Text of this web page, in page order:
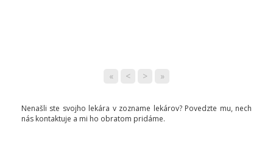
« < > »
Nenašli ste svojho lekára v zozname lekárov? Povedzte mu, nech
nás kontaktuje a mi ho obratom pridáme.